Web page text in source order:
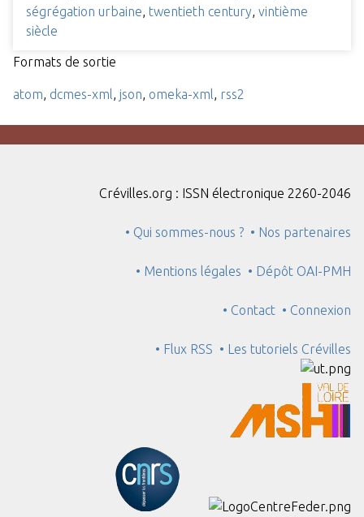
ségrégation urbaine, twentieth century, vintième
siècle
Formats de sortie
atom, dcmes-xml, json, omeka-xml, rss2
Crévilles.org : ISSN électronique 2260-2046
• Qui sommes-nous ? • Nos partenaires
• Mentions légales • Dépôt OAI-PMH
• Contact • Connexion
• Flux RSS • Les tutoriels Crévilles